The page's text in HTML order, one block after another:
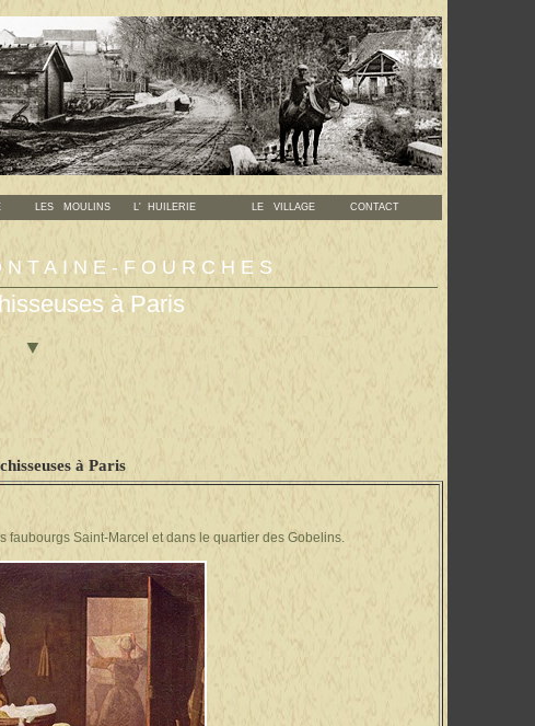
LES MOULINS L' HUILERIE LE VILLAGE CONTACT
FOURCHES
à Paris
▼
à Paris
Saint-Marcel et dans le quartier des Gobelins.